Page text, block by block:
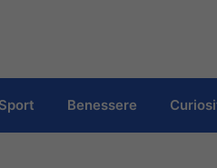
Sport Benessere